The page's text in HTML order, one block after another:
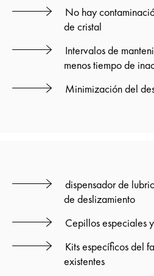
No hay
de cristal
Intervalos de
menos tiempo de
Minimización del
dispensador de
de deslizamiento
Cepillos especiales
Kits específicos del
existentes